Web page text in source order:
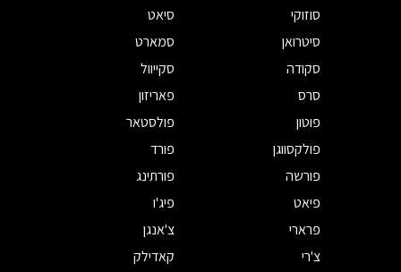
סוזוקי
סיאט
סיטרואן
סמארט
סקודה
סקייוול
סרס
פאריזון
פוטון
פולסטאר
פולקסווגן
פורד
פורשה
פורתינג
פיאט
פיג'ו
פרארי
צ'אנגן
צ'רי
קאדילק